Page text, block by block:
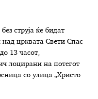
струја ќе бидат
црквата Свети Спас
13 часот,
лоцирани на потегот
со улица „Христо